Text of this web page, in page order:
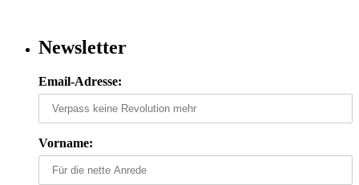
Newsletter
Email-Adresse:
Vorname: